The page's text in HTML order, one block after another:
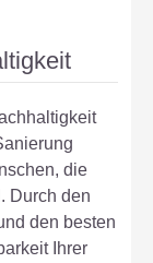
die
Durch den
den besten
Ihrer